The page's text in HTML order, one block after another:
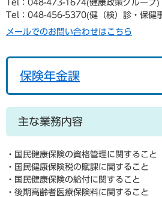
Tel：048-473-1674 健康政策グループ
Tel：048-456-5370 健（検）診・保健
メールでのお問い合わせはこちら
保険年金課
主な業務内容
・国民健康保険の資格管理に関すること
・国民健康保険税の賦課に関すること
・国民健康保険の給付に関すること
・後期高齢者医療保険料に関すること